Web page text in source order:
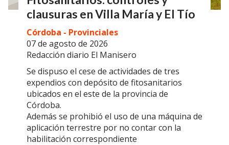
clausuras en Villa María y El Tío
Redacción diario El Manisero
Córdoba - Provinciales
07 de agosto de 2026
Se dispuso el cese de actividades de tres
expendios con depósito de fitosanitarios
ubicados en el este de la provincia de
Córdoba.
Además se prohibió el uso de una máquina de
aplicación terrestre por no contar con la
habilitación correspondiente